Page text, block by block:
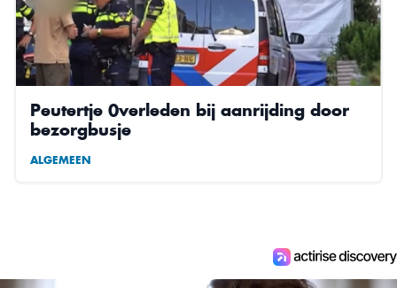
Peutertje 0verleden bij aanrijding door
bezorgbusje
ALGEMEEN